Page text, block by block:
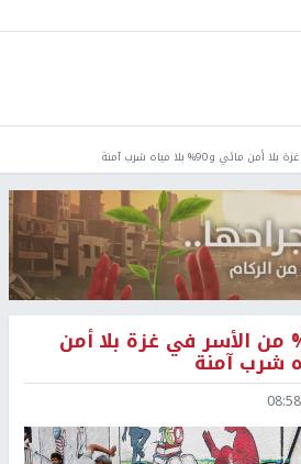
المتحدة: 96% من الأسر في غزة بلا أمن